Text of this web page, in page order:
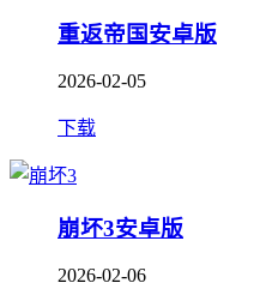
重返帝国安卓版
2026-02-05
下载
崩坏3安卓版
2026-02-06